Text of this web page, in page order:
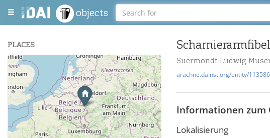
objects
PLACES
+
−
Scharnierarmfibel
Suermondt-Ludwig-
arachne.dainst.org/entity/
Informationen zum
Lokalisierung